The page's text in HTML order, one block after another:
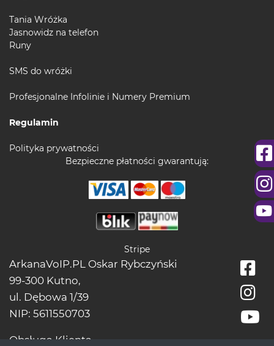
Tania Wróżka
Jasnowidz na telefon
Runy
SMS do wróżki
Profesjonalne Infolinie i Numery Premium
Regulamin
Polityka prywatności
Bezpieczne płatności gwarantują:
Stripe
ArkanaVoIP.PL Oskar Rybczyński
99-300 Kutno,
ul. Dębowa 1/39
NIP: 5611550703
Obsługa Klienta